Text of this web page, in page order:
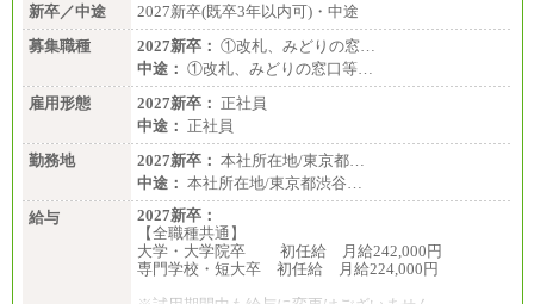
新卒／中途
2027新卒(既卒3年以内可)・中途
募集職種
2027新卒： ①改札、みどりの窓…
中途： ①改札、みどりの窓口等…
雇用形態
2027新卒： 正社員
中途： 正社員
勤務地
2027新卒： 本社所在地/東京都…
中途： 本社所在地/東京都渋谷…
給与
2027新卒：
【全職種共通】
大学・大学院卒 初任給 月給242,000円
専門学校・短大卒 初任給 月給224,000円